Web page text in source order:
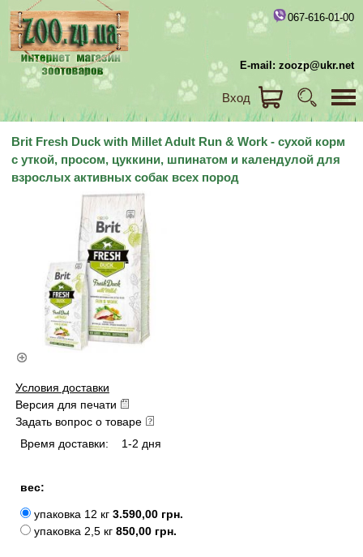
067-616-01-00
E-mail: zoozp@ukr.net
Вход
Brit Fresh Duck with Millet Adult Run & Work - сухой корм
с уткой, просом, цуккини, шпинатом и календулой для
взрослых активных собак всех пород
Условия доставки
Версия для печати
Задать вопрос о товаре
Время доставки:
1-2 дня
вес:
упаковка 12 кг 3.590,00 грн.
упаковка 2,5 кг 850,00 грн.